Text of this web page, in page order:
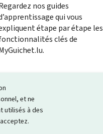
et ne
utilisés à des
nos guides
qui vous
étape par étape les
clés de
aide à